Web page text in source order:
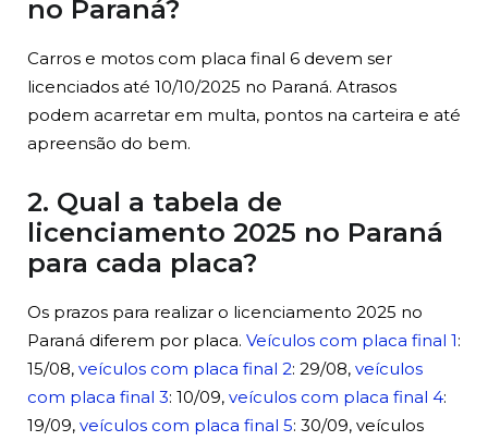
no Paraná?
Carros e motos com placa final 6 devem ser
licenciados até 10/10/2025 no Paraná. Atrasos
podem acarretar em multa, pontos na carteira e até
apreensão do bem.
2. Qual a tabela de
licenciamento 2025 no Paraná
para cada placa?
Os prazos para realizar o licenciamento 2025 no
Paraná diferem por placa. Veículos com placa final 1:
15/08, veículos com placa final 2: 29/08, veículos
com placa final 3: 10/09, veículos com placa final 4:
19/09, veículos com placa final 5: 30/09, veículos